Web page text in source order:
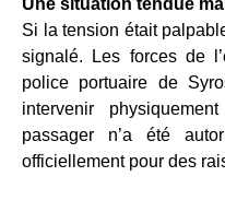
Une situation tendue
Si la tension était
signalé. Les forces de
police portuaire de
intervenir
passager n’a été
officiellement pour des